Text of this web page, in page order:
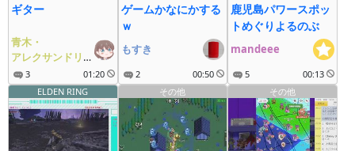
ギター
青木・
アレクサンドリア・
貞夫
3 01:20
ゲームかなにかする
ｗ
もすき
2 00:50
鹿児島パワースポッ
トめぐりよるのぶ
mandeee
5
00:13
ELDEN RING
その他 その他